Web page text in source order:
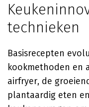
technieken
Basisrecepten
kookmethoden en
airfryer, de
plantaardig eten